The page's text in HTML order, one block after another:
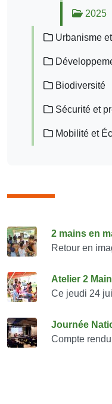
2025
Urbanisme
Biodiversité
Sécurité et
Mobilité et
Consulter
2 mains en
Retour en
Atelier 2
Ce jeudi 24
Journée
Compte